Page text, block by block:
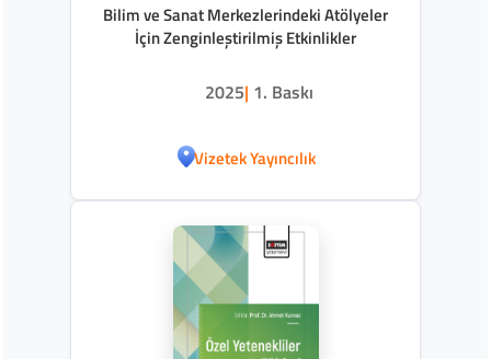
Bilim ve Sanat Merkezlerindeki Atölyeler
İçin Zenginleştirilmiş Etkinlikler
2025| 1. Baskı
Vizetek Yayıncılık